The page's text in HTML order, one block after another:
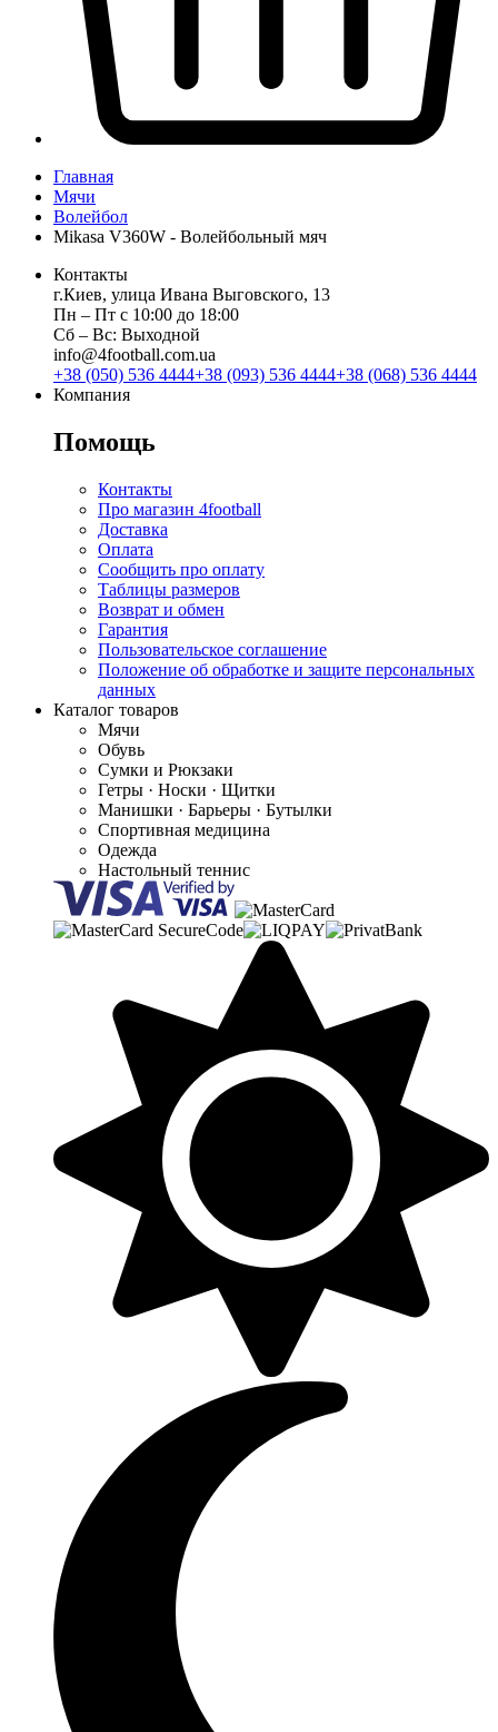
Главная
Мячи
Волейбол
Mikasa V360W - Волейбольный мяч
Контакты
г.Киев, улица Ивана Выговского, 13
Пн ‒ Пт с 10:00 до 18:00
Сб ‒ Вс: Выходной
info@4football.com.ua
+38 (050) 536 4444+38 (093) 536 4444+38 (068) 536 4444
Компания
Помощь
Контакты
Про магазин 4football
Доставка
Оплата
Сообщить про оплату
Таблицы размеров
Возврат и обмен
Гарантия
Пользовательское соглашение
Положение об обработке и защите персональных
данных
Каталог товаров
Мячи
Обувь
Сумки и Рюкзаки
Гетры · Носки · Щитки
Манишки · Барьеры · Бутылки
Спортивная медицина
Одежда
Настольный теннис